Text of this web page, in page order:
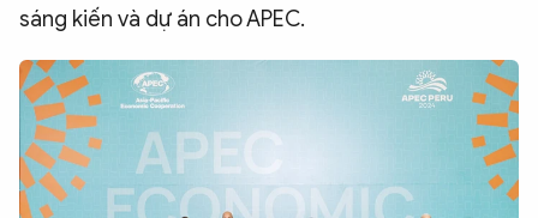
sáng kiến và dự án cho APEC.